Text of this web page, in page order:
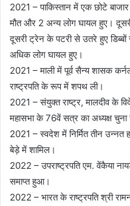
2021 – पाकिस्तान में एक छोटे
मौत और 2 अन्य लोग घायल हुए।
दूसरी ट्रेन के पटरी से उतरे हुए
अधिक लोग घायल हुए।
2021 – माली में पूर्व सैन्य शासक
राष्ट्रपति के रूप में शपथ ली।
2021 – संयुक्त राष्ट्र, मालदीव के
महासभा के 76वें सत्र का अध्यक्ष चुना
2021 – स्‍वदेश में निर्मित तीन उन्‍नत
बेड़े में शामिल।
2022 – उपराष्ट्रपति एम. वेंकैया
समाप्त हुआ।
2022 – भारत के राष्ट्रपति श्री